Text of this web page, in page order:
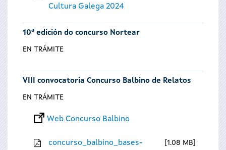
Cultura Galega 2024
10ª edición do concurso Nortear
EN TRÁMITE
VIII convocatoria Concurso Balbino de Relatos
EN TRÁMITE
Web Concurso Balbino
concurso_balbino_bases-
1.08 MB